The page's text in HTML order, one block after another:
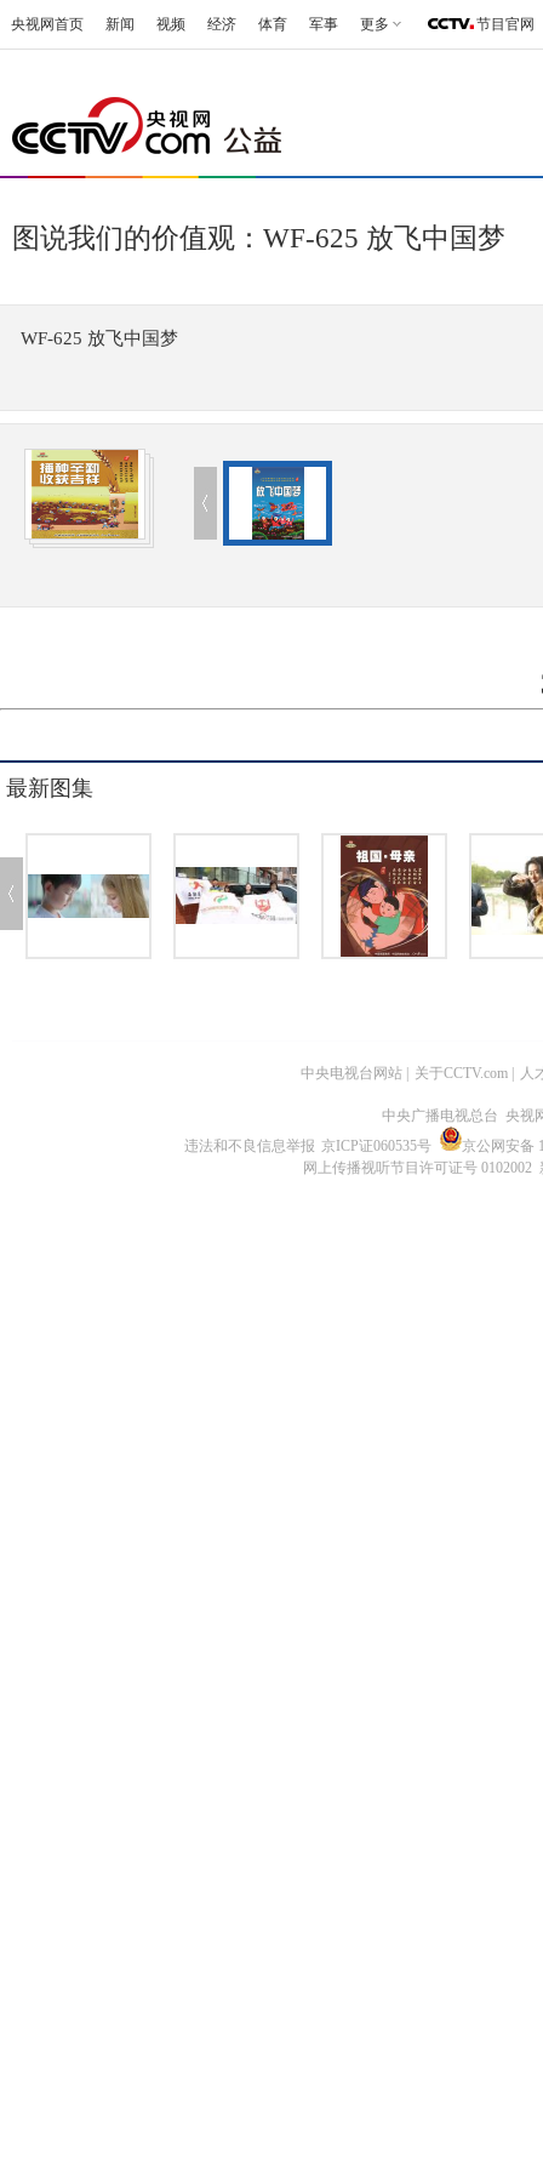
央视网首页 新闻 视频 经济 体育 军事 更多 节目官网
图说我们的价值观：WF-625 放飞中国梦
WF-625 放飞中国梦
最新图集
中央电视台网站 关于CCTV.com 人
中央广播电视总台 央视
违法和不良信息举报 京ICP证060535号
京公网安备
网上传播视听节目许可证号 0102002